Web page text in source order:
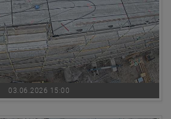
03.06.2026 15:00